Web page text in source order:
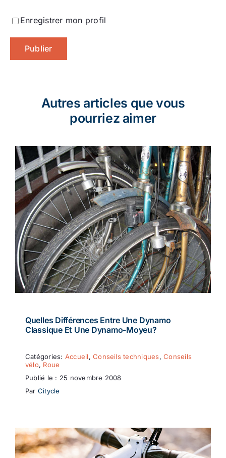
Enregistrer mon profil
Autres articles que vous
pourriez aimer
Quelles Différences Entre Une Dynamo
Classique Et Une Dynamo-Moyeu?
Catégories: Accueil,Conseils techniques,Conseils
vélo, Roue
Publié le : 25 novembre 2008
Par Citycle